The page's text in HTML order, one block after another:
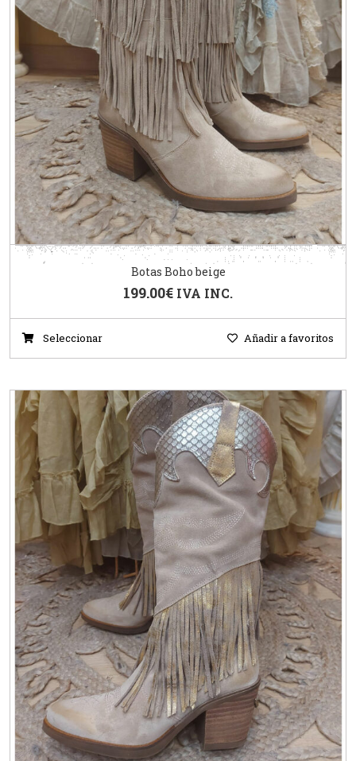
Botas Boho beige
199.00€ IVA INC.
Seleccionar Añadir a favoritos